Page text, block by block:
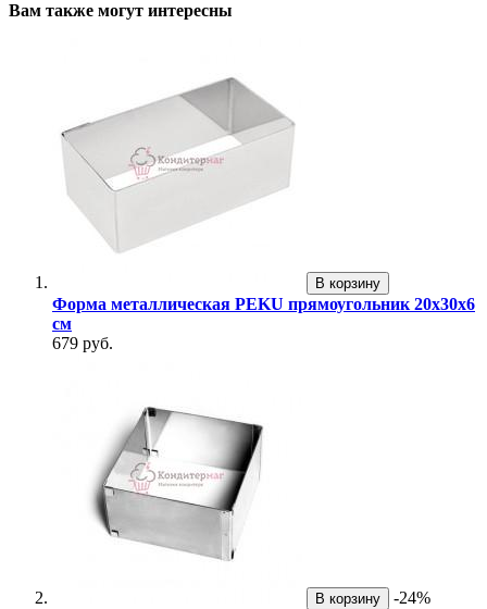
Вам также могут интересны
В корзину
Форма металлическая PEKU прямоугольник 20х30х6
см
679 руб.
В корзину
-24%